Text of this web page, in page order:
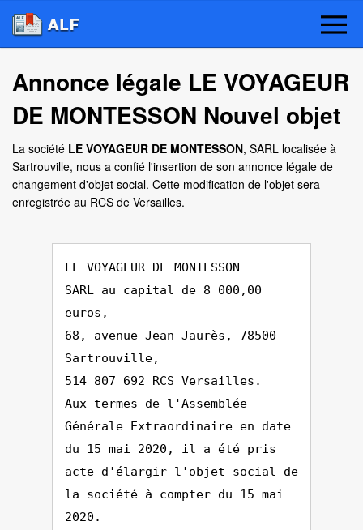
Annonce légale LE VOYAGEUR
DE MONTESSON Nouvel objet
La société LE VOYAGEUR DE MONTESSON, SARL localisée à
Sartrouville, nous a confié l'insertion de son annonce légale de
changement d'objet social. Cette modification de l'objet sera
enregistrée au RCS de Versailles.
LE VOYAGEUR DE MONTESSON
SARL au capital de 8 000,00
euros,
68, avenue Jean Jaurès, 78500
Sartrouville,
514 807 692 RCS Versailles.
Aux termes de l'Assemblée
Générale Extraordinaire en date
du 15 mai 2020, il a été pris
acte d'élargir l'objet social de
la société à compter du 15 mai
2020.